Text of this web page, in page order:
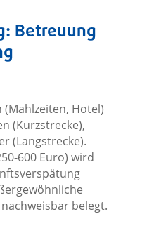
Betreuung
Hotel)
(Kurzstrecke),
(Langstrecke).
600 Euro) wird
belegt.